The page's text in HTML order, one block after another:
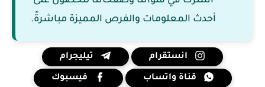
أحدث المعلومات والفرص المميزة مباشرةً.
انستقرام تيليجرام
قناة واتساب فيسبوك